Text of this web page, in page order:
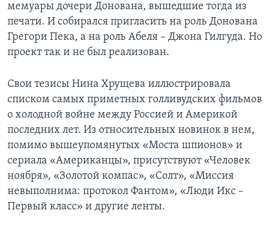
мемуары дочери Донована, вышедшие тогда из
печати. И собирался пригласить на роль Донована
Грегори Пека, а на роль Абеля – Джона Гилгуда. Но
проект так и не был реализован.
Свои тезисы Нина Хрущева иллюстрировала
списком самых приметных голливудских фильмов
о холодной войне между Россией и Америкой
последних лет. Из относительных новинок в нем,
помимо вышеупомянутых «Моста шпионов» и
сериала «Американцы», присутствуют «Человек
ноября», «Золотой компас», «Солт», «Миссия
невыполнима: протокол Фантом», «Люди Икс –
Первый класс» и другие ленты.